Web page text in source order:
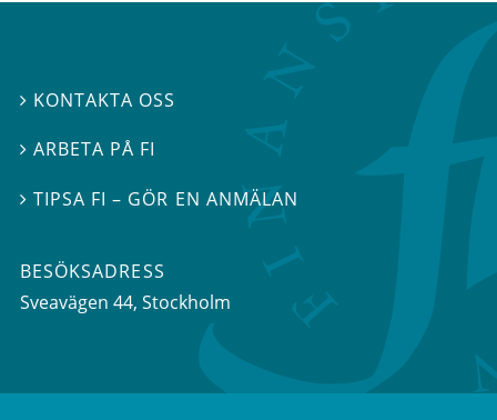
 KONTAKTA OSS
ARBETA PÅ FI
TIPSA FI – GÖR EN ANMÄLAN
BESÖKSADRESS
Sveavägen 44, Stockholm